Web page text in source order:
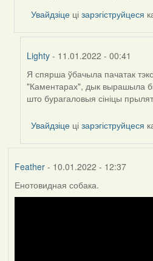
Увайдзіце цізарэгіструйцеся
Lighty - 11.01.2022 - 00:41
In
reply
to
Peregrinus
Я спярша ўбачыла пачатак
"Каментарах", дык вырашыла
што бурагаловыя сініцы
Увайдзіце цізарэгіструйцеся
Feather- 10.01.2022 - 12:37
Енотовидная собака.